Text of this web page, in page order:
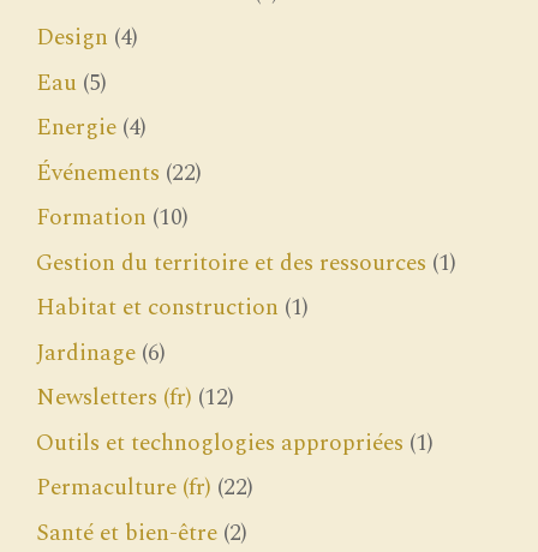
Design (4)
Eau (5)
Energie (4)
Événements (22)
Formation (10)
Gestion du territoire et des ressources (1)
Habitat et construction (1)
Jardinage (6)
Newsletters (fr) (12)
Outils et technoglogies appropriées (1)
Permaculture (fr) (22)
Santé et bien-être (2)